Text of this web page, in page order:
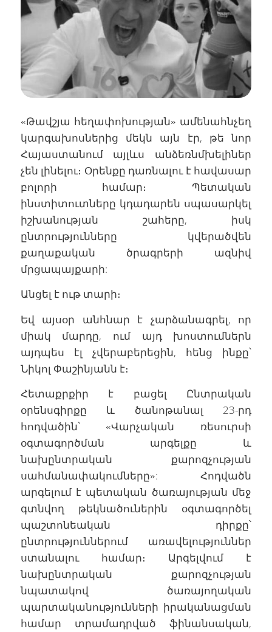
«Թավշյա հեղափոխության» ամենահնչեղ
կարգախոսներից մեկն այն էր, թե նոր
Հայաստանում այլևս անձեռնմխելիներ
չեն լինելու։ Օրենքը դառնալու է հավասար
բոլորի համար։ Պետական
ինստիտուտները կդադարեն սպասարկել
իշխանության շահերը, իսկ
ընտրությունները կվերածվեն
քաղաքական ծրագրերի ազնիվ
մրցապայքարի:
Անցել է ութ տարի։
Եվ այսօր անհնար է չարձանագրել, որ
միակ մարդը, ում այդ խոստումներն
այդպես էլ չվերաբերեցին, հենց ինքը՝
Նիկոլ Փաշինյանն է։
Հետաքրքիր է բացել Ընտրական
օրենսգիրքը և ծանոթանալ 23-րդ
հոդվածին՝ «Վարչական ռեսուրսի
օգտագործման արգելքը և
նախընտրական քարոզչության
սահմանափակումները»: Հոդվածն
արգելում է պետական ծառայության մեջ
գտնվող թեկնածուներին օգտագործել
պաշտոնեական դիրքը՝
ընտրություններում առավելություններ
ստանալու համար։ Արգելվում է
նախընտրական քարոզչության
նպատակով ծառայողական
պարտականությունների իրականացման
համար տրամադրված ֆինանսական,